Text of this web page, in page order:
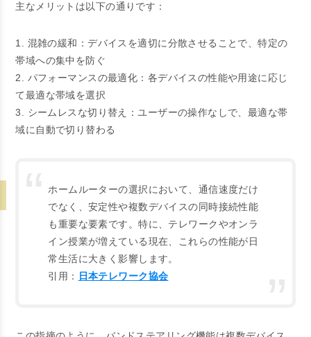
主なメリットは以下の通りです：
1. 混雑の緩和：デバイスを適切に分散させることで、特定の
帯域への集中を防ぐ
2. パフォーマンスの最適化：各デバイスの性能や用途に応じ
て最適な帯域を選択
3. シームレスな切り替え：ユーザーの操作なしで、最適な帯
域に自動で切り替わる
ホームルーターの選択において、通信速度だけ
でなく、安定性や複数デバイスの同時接続性能
も重要な要素です。特に、テレワークやオンラ
イン授業が増えている現在、これらの性能が日
常生活に大きく影響します。
引用：
日本テレワーク協会